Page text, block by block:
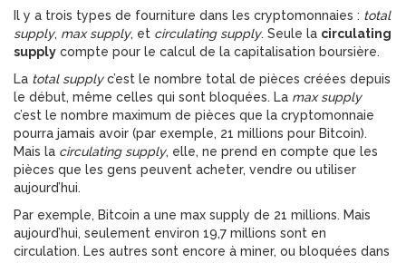
Il y a trois types de fourniture dans les cryptomonnaies : total
supply, max supply, et circulating supply. Seule la circulating
supply compte pour le calcul de la capitalisation boursière.
La total supplyc’est le nombre total de pièces créées depuis
le début, même celles qui sont bloquées. La max supply
c’est le nombre maximum de pièces que la cryptomonnaie
pourra jamais avoir (par exemple, 21 millions pour Bitcoin).
Mais la circulating supply, elle, ne prend en compte que les
pièces que les gens peuvent acheter, vendre ou utiliser
aujourd’hui.
Par exemple, Bitcoin a une max supply de 21 millions. Mais
aujourd’hui, seulement environ 19,7 millions sont en
circulation. Les autres sont encore à miner, ou bloquées dans